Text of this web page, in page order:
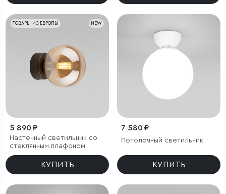
NEW
ТОВАРЫ ИЗ ЕВРОПЫ
5 890 ₽
Настенный светильник со
стеклянным плафоном
КУПИТЬ
7 580 ₽
Потолочный светильник
КУПИТЬ